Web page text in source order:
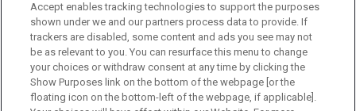
Kundtjänst
Sponsor: Rekatochklart
Annonsera på Fotbolldirekt
Redaktionell policy
Accept enables tracking technologies to support the purposes
shown under we and our partners process data to provide. If
trackers are disabled, some content and ads you see may not
be as relevant to you. You can resurface this menu to change
your choices or withdraw consent at any time by clicking the
Show Purposes link on the bottom of the webpage [or the
floating icon on the bottom-left of the webpage, if applicable].